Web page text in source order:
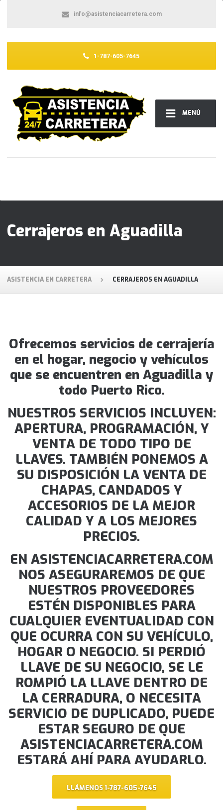
MENÚ
info@asistenciacarretera.com
1-787-605-7645
Cerrajeros en Aguadilla
ASISTENCIA EN CARRETERA CERRAJEROS EN AGUADILLA
Ofrecemos servicios de cerrajería
en el hogar, negocio y vehículos
que se encuentren en Aguadilla y
todo Puerto Rico.
NUESTROS SERVICIOS INCLUYEN:
APERTURA, PROGRAMACIÓN, Y
VENTA DE TODO TIPO DE
LLAVES. TAMBIÉN PONEMOS A
SU DISPOSICIÓN LA VENTA DE
CHAPAS, CANDADOS Y
ACCESORIOS DE LA MEJOR
CALIDAD Y A LOS MEJORES
PRECIOS.
EN ASISTENCIACARRETERA.COM
NOS ASEGURAREMOS DE QUE
NUESTROS PROVEEDORES
ESTÉN DISPONIBLES PARA
CUALQUIER EVENTUALIDAD CON
QUE OCURRA CON SU VEHÍCULO,
HOGAR O NEGOCIO. SI PERDIÓ
LLAVE DE SU NEGOCIO, SE LE
ROMPIÓ LA LLAVE DENTRO DE
LA CERRADURA, O NECESITA
SERVICIO DE DUPLICADO, PUEDE
ESTAR SEGURO DE QUE
ASISTENCIACARRETERA.COM
ESTARÁ AHÍ PARA AYUDARLO.
LLÁMENOS 1-787-605-7645